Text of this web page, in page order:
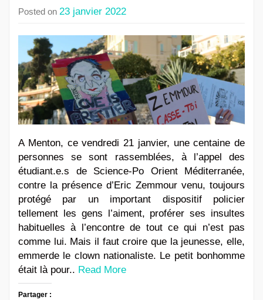
Posted on 23 janvier 2022
A Menton, ce vendredi 21 janvier, une centaine de
personnes se sont rassemblées, à l’appel des
étudiant.e.s de Science-Po Orient Méditerranée,
contre la présence d’Eric Zemmour venu, toujours
protégé par un important dispositif policier
tellement les gens l’aiment, proférer ses insultes
habituelles à l’encontre de tout ce qui n’est pas
comme lui. Mais il faut croire que la jeunesse, elle,
emmerde le clown nationaliste. Le petit bonhomme
était là pour.. Read More
Partager :